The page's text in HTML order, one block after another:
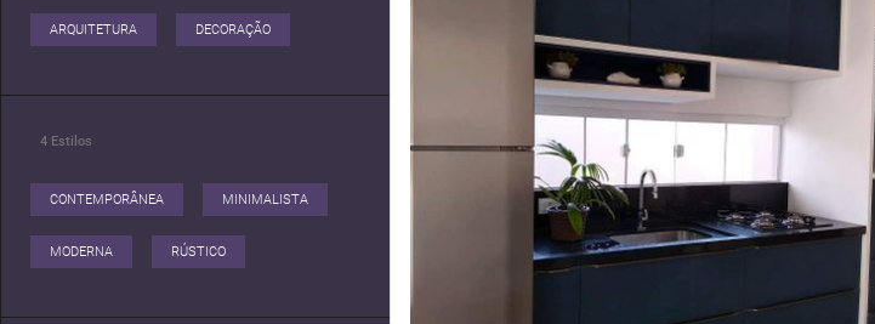
ARQUITETURA DECORAÇÃO
4 Estilos
CONTEMPORÂNEA MINIMALISTA
MODERNA RÚSTICO